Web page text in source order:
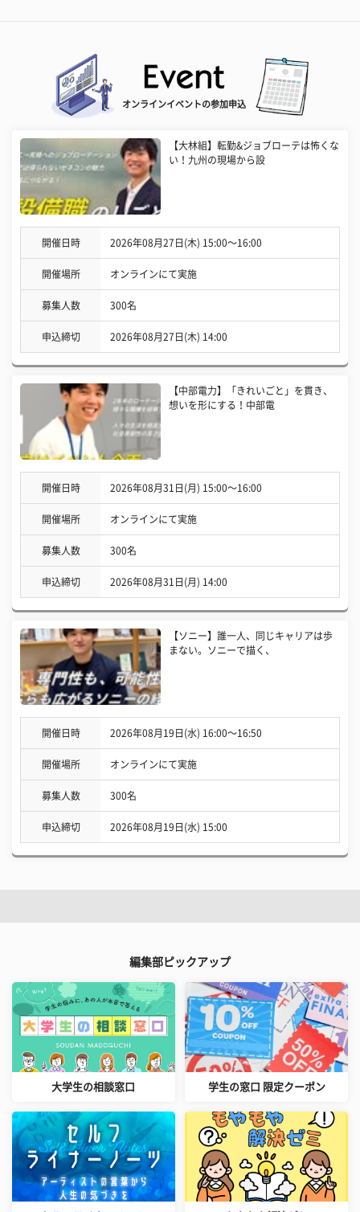
オンラインイベントの参加申込
【大林組】転勤&ジョブローテは怖くな
い！九州の現場から設
開催日時 2026年08月27日(木) 15:00〜16:00
開催場所 オンラインにて実施
募集人数 300名
申込締切 2026年08月27日(木) 14:00
【中部電力】「きれいごと」を貫き、
想いを形にする！中部電
開催日時 2026年08月31日(月) 15:00〜16:00
開催場所 オンラインにて実施
募集人数 300名
申込締切 2026年08月31日(月) 14:00
【ソニー】誰一人、同じキャリアは歩
まない。ソニーで描く、
開催日時 2026年08月19日(水) 16:00〜16:50
開催場所 オンラインにて実施
募集人数 300名
申込締切 2026年08月19日(水) 15:00
編集部ピックアップ
大学生の相談窓口 学生の窓口 限定クーポン